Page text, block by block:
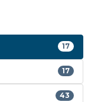
17
17
43